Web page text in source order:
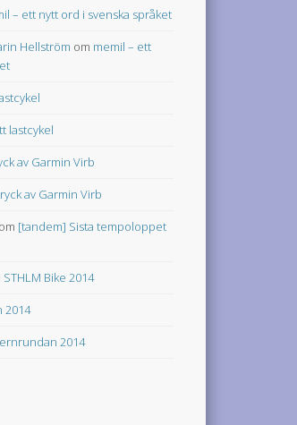
– ett nytt ord i svenska språket
Hellström om memil – ett
lastcykel
av Garmin Virb
av Garmin Virb
om [tandem] Sista tempoloppet
STHLM Bike 2014
2014
2014